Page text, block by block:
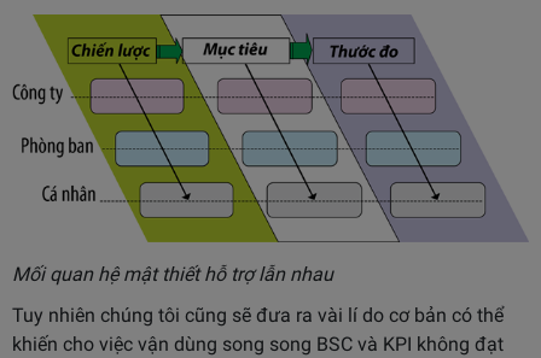
Mối quan hệ mật thiết hỗ trợ lẫn nhau
Tuy nhiên chúng tôi cũng sẽ đưa ra vài lí do cơ bản có thể
khiến cho việc vận dùng song song BSC và KPI không đạt